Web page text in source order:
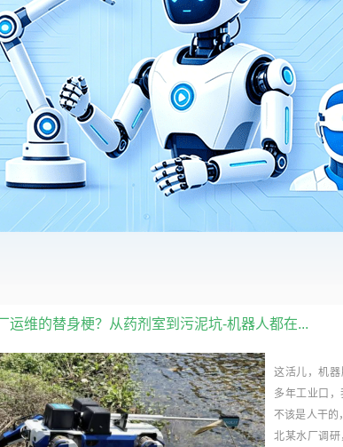
运维的替身梗？从药剂室到污泥坑-机器人都在...
这活儿，机器
多年工业口
不该是人干的
北某水厂调